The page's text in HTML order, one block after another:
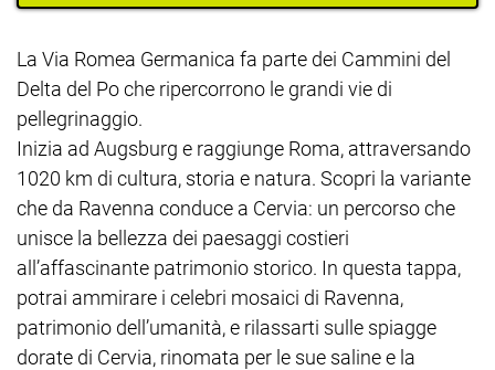
La Via Romea Germanica fa parte dei Cammini del
Delta del Po che ripercorrono le grandi vie di
pellegrinaggio.
Inizia ad Augsburg e raggiunge Roma, attraversando
1020 km di cultura, storia e natura. Scopri la variante
che da Ravenna conduce a Cervia: un percorso che
unisce la bellezza dei paesaggi costieri
all’affascinante patrimonio storico. In questa tappa,
potrai ammirare i celebri mosaici di Ravenna,
patrimonio dell’umanità, e rilassarti sulle spiagge
dorate di Cervia, rinomata per le sue saline e la